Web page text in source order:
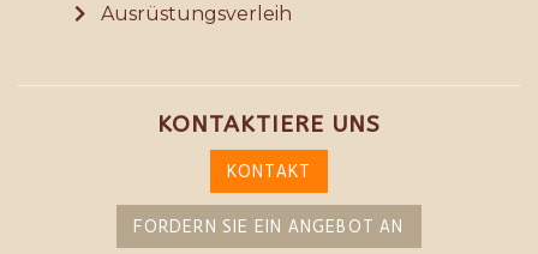
Ausrüstungsverleih
KONTAKTIERE UNS
KONTAKT
FORDERN SIE EIN ANGEBOT AN